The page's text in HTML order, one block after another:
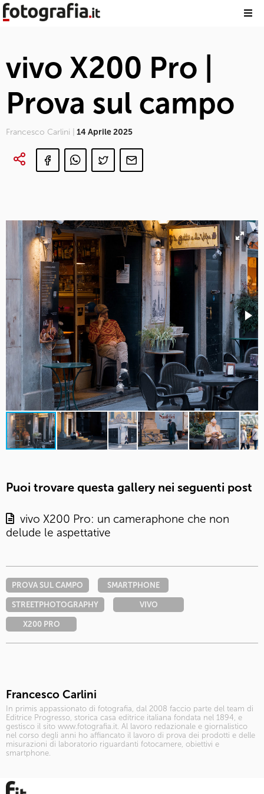
vivo X200 Pro |
Prova sul campo
Francesco Carlini | 14 Aprile 2025
Puoi trovare questa gallery nei seguenti post
vivo X200 Pro: un cameraphone che non
delude le aspettative
PROVA SUL CAMPO SMARTPHONE
STREETPHOTOGRAPHY VIVO
X200 PRO
Francesco Carlini
In primis appassionato di fotografia, dal 2008 faccio parte del team di
Editrice Progresso, storica casa editrice italiana fondata nel 1894, e
gestisco il sito www.fotografia.it. Al lavoro redazionale e giornalistico
nel corso degli anni ho affiancato il lavoro di prova dei prodotti e delle
misurazioni di laboratorio riguardanti fotocamere, obiettivi e
smartphone.